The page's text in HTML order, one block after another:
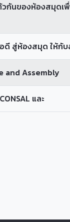
กันของห้องสมุ
ดี สู่ห้องสมุด ให้กั
and Assembly
และ